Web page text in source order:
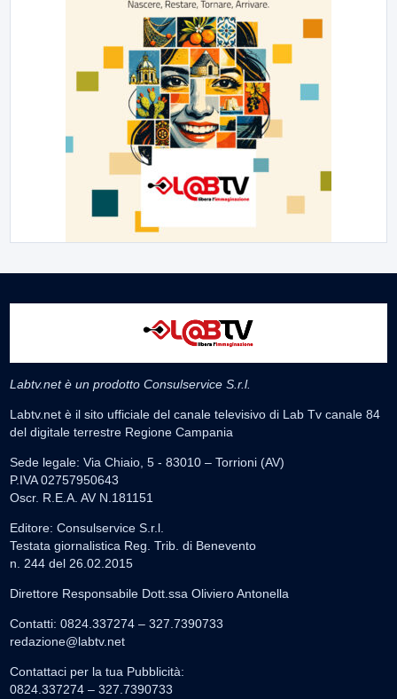
Labtv.net è un prodotto Consulservice S.r.l.
Labtv.net è il sito ufficiale del canale televisivo di Lab Tv canale 84
del digitale terrestre Regione Campania
Sede legale: Via Chiaio, 5 - 83010 – Torrioni (AV)
P.IVA 02757950643
Oscr. R.E.A. AV N.181151
Editore: Consulservice S.r.l.
Testata giornalistica Reg. Trib. di Benevento
n. 244 del 26.02.2015
Direttore Responsabile Dott.ssa Oliviero Antonella
Contatti: 0824.337274 – 327.7390733
redazione@labtv.net
Contattaci per la tua Pubblicità:
0824.337274 – 327.7390733